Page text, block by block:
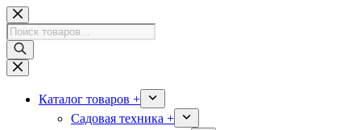
Перейти
к
сути
Поиск
товаров
Каталог товаров +
Садовая техника +